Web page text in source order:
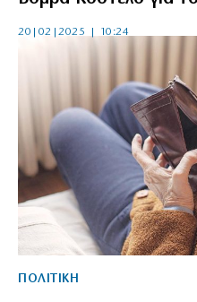
20|02|2025 | 10:24
ΠΟΛΙΤΙΚΗ